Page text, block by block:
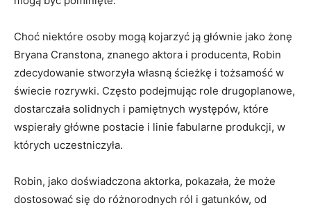
Choć niektóre osoby mogą kojarzyć ją głównie jako żonę
Bryana Cranstona, znanego aktora i producenta, Robin
zdecydowanie stworzyła własną ścieżkę i tożsamość w
świecie rozrywki. Często podejmując role drugoplanowe,
dostarczała solidnych i pamiętnych występów, które
wspierały główne postacie i linie fabularne produkcji, w
których uczestniczyła.
Robin, jako doświadczona aktorka, pokazała, że może
dostosować się do różnorodnych ról i gatunków, od